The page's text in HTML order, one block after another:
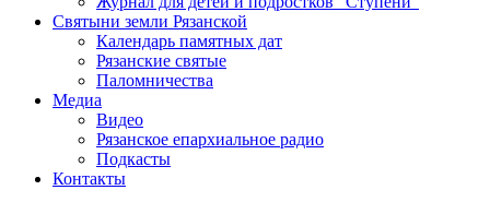
Святыни земли Рязанской
Календарь памятных дат
Рязанские святые
Паломничества
Медиа
Видео
Рязанское епархиальное радио
Подкасты
Контакты